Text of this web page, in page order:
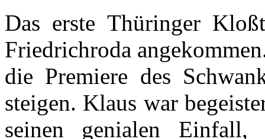
Das erste Thüringer
Friedrichroda
die Premiere des
steigen. Klaus war
seinen genialen